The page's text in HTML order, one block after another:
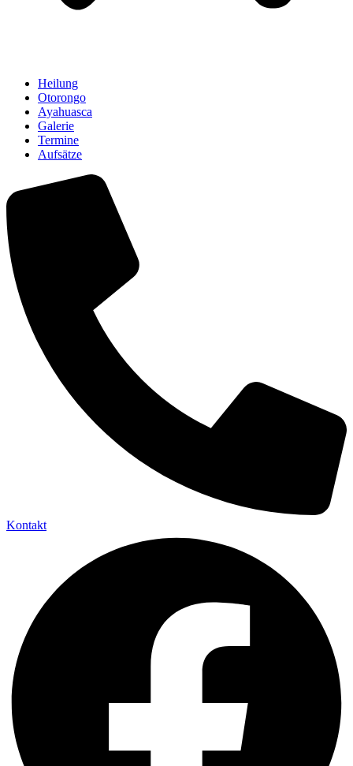
Heilung
Otorongo
Ayahuasca
Galerie
Termine
Aufsätze
Kontakt